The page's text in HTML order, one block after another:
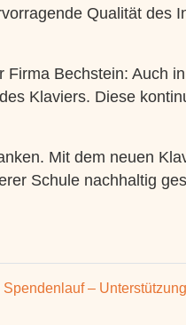
Qualität des
Bechstein: Auch
Klaviers. Diese
Mit dem neuen
Schule nachhaltig
Spendenlauf –